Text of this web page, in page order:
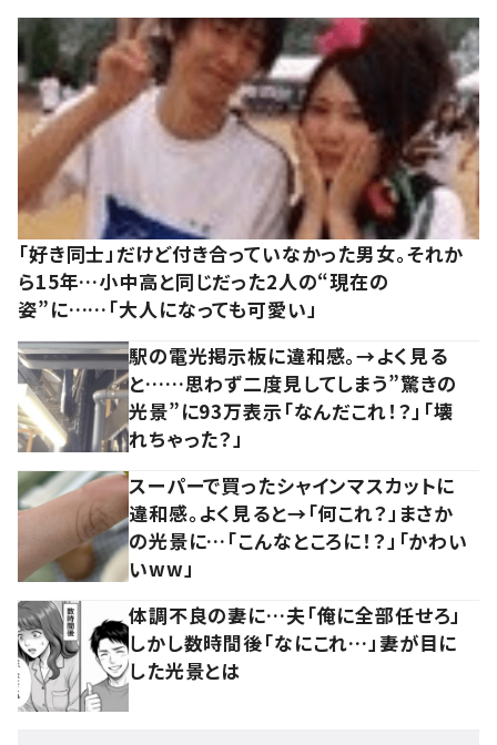
「好き同士」だけど付き合っていなかった男女。それか
ら15年…小中高と同じだった2人の“現在の
姿”に……「大人になっても可愛い」
駅の電光掲示板に違和感。→よく見る
と……思わず二度見してしまう”驚きの
光景”に93万表示「なんだこれ！？」「壊
れちゃった？」
スーパーで買ったシャインマスカットに
違和感。よく見ると→「何これ？」まさか
の光景に…「こんなところに！？」「かわい
いww」
体調不良の妻に…夫「俺に全部任せろ」
しかし数時間後「なにこれ…」妻が目に
した光景とは